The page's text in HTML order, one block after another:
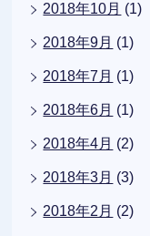
2018年10月 (1)
2018年9月 (1)
2018年7月 (1)
2018年6月 (1)
2018年4月 (2)
2018年3月 (3)
2018年2月 (2)